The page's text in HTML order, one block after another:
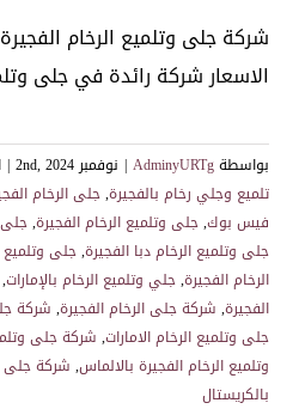
الاسعار شركة رائدة في جلى
بواسطةAdminyURTg
| نوفمبر 2nd, 2024 |
تلميع وجلي رخام بالفجيرة,جلى الرخام
فيس بوك,جلى وتلميع الرخام الفجيرة,جلى
جلى وتلميع الرخام دبا الفجيرة,جلى
الرخام الفجيرة,جلي وتلميع الرخام بالإمارات,
الفجيرة, شركة جلى الرخام الفجيرة, شركة
جلى وتلميع الرخام الامارات, شركة جلى
وتلميع الرخام الفجيرة بالالماس, شركة جلى
بالكريستال